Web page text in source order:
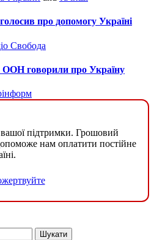
про допомогу Україні
Свобода
ООН говорили про Україну
підтримки. Грошовий
нам оплатити постійне